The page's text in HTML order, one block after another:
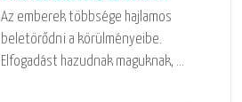
Az emberek többsége hajlamos
beletörődni a körülményeibe.
Elfogadást hazudnak maguknak, …